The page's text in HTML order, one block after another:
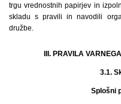
trgu vrednostnih papirjev in
skladu s pravili in navodili
družbe.
III. PRAVILA
3.1.
Splošni